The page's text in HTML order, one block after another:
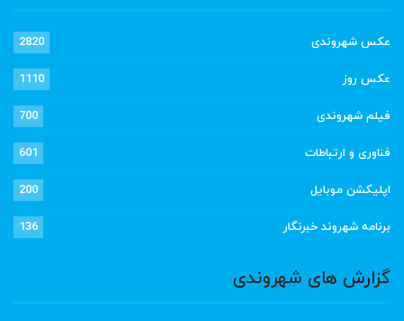
عکس شهروندی 2820
عکس روز 1110
فیلم شهروندی 700
فناوری و ارتباطات 601
اپلیکشن موبایل 200
برنامه شهروند خبرنگار 136
گزارش های شهروندی